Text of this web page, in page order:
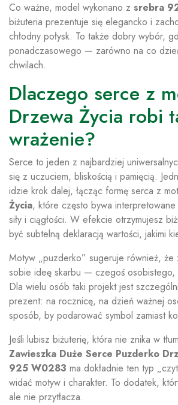
Co ważne, model wykonano z srebra
biżuteria prezentuje się elegancko i
chłodny połysk. To także dobry wybór,
ponadczasowego — zarówno na co
chwilach.
Dlaczego serce z
Drzewa Życia robi
wrażenie?
Serce to jeden z najbardziej
się z uczuciem, bliskością i pamięcią.
idzie krok dalej, łącząc formę serca z
Życia, które często bywa
siły i ciągłości. W efekcie otrzymujesz
być subtelną deklaracją wartości, jakimi
Motyw „puzderko” sugeruje również, że
sobie ideę skarbu — czegoś osobistego,
Dla wielu osób taki projekt jest
prezent: na rocznicę, na dzień ważnej
sposób, by podarować symbol zamiast
Jeśli lubisz biżuterię, która nie znika w
Zawieszka Duże Serce Puzderko
925 W0283 ma dokładnie ten typ
widać motyw i charakter. To dodatek,
ale nie przytłacza.